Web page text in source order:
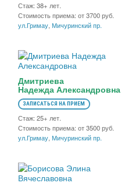
Стаж: 38+ лет.
Стоимость приема: от 3700 руб.
ул.Гримау, Мичуринский пр.
Дмитриева
Надежда Александровна
ЗАПИСАТЬСЯ НА ПРИЕМ
Стаж: 25+ лет.
Стоимость приема: от 3500 руб.
ул.Гримау, Мичуринский пр.